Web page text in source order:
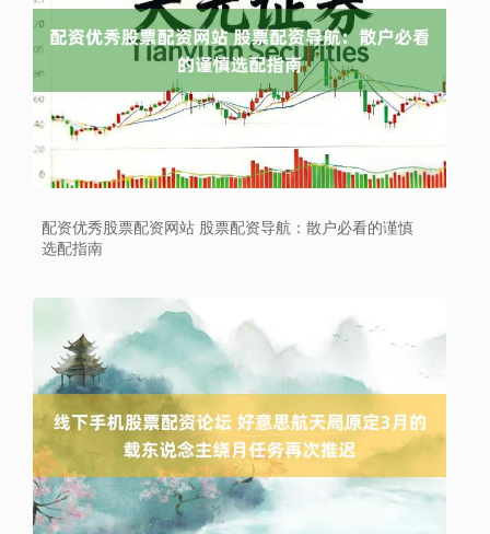
配资优秀股票配资网站 股票配资导航：散户必看的谨慎
选配指南